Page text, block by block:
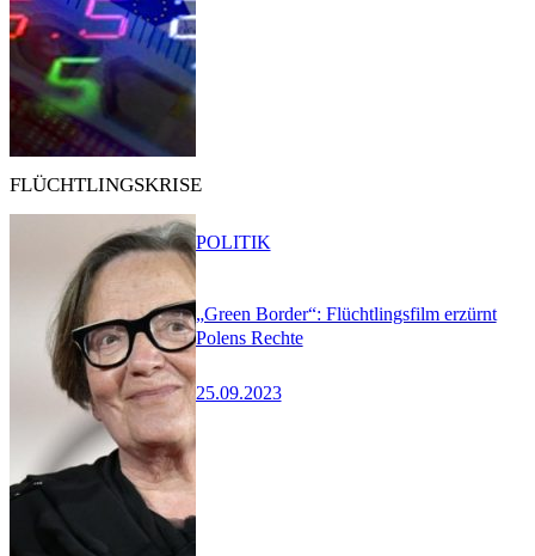
FLÜCHTLINGSKRISE
„Green Border“: Flüchtlingsfilm erzürnt
Polens Rechte
25.09.2023
POLITIK